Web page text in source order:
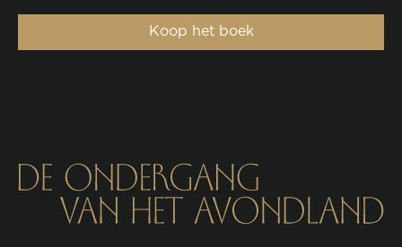
Koop het boek